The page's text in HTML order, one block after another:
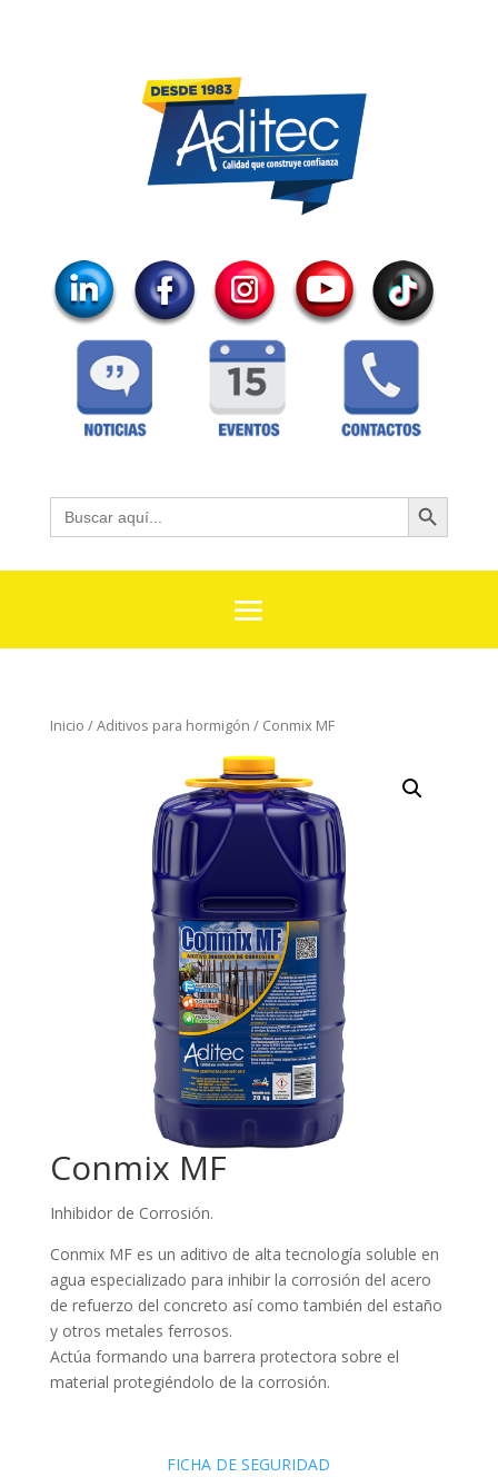
Buscar: Botón de búsqueda
Inicio /Aditivos para hormigón / Conmix MF
Conmix MF
Inhibidor de Corrosión.
Conmix MF es un aditivo de alta tecnología soluble en
agua especializado para inhibir la corrosión del acero
de refuerzo del concreto así como también del estaño
y otros metales ferrosos.
Actúa formando una barrera protectora sobre el
material protegiéndolo de la corrosión.
FICHA DE SEGURIDAD